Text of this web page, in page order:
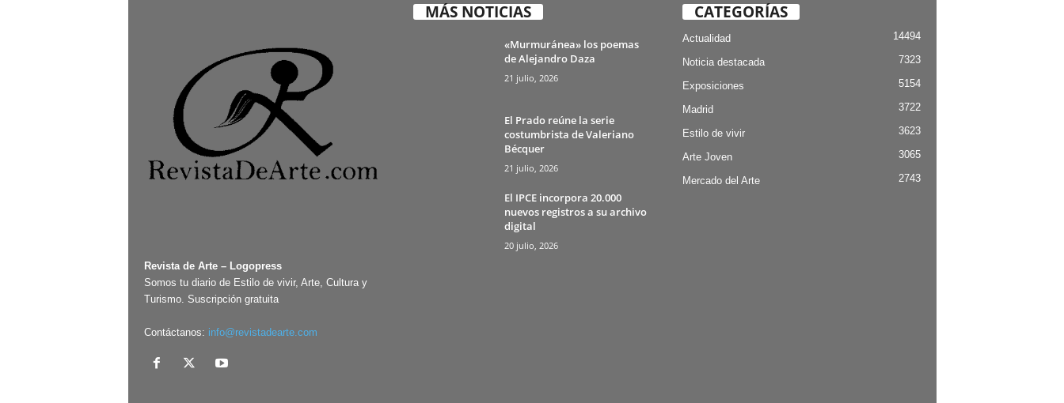
Revista de Arte – Logopress
Somos tu diario de Estilo de vivir, Arte, Cultura y
Turismo. Suscripción gratuita
Contáctanos: info@revistadearte.com
MÁS NOTICIAS
«Murmuránea» los poemas
de Alejandro Daza
21 julio, 2026
El Prado reúne la serie
costumbrista de Valeriano
Bécquer
21 julio, 2026
El IPCE incorpora 20.000
nuevos registros a su archivo
digital
20 julio, 2026
CATEGORÍAS
Actualidad 14494
Noticia destacada 7323
Exposiciones 5154
Madrid 3722
Estilo de vivir 3623
Arte Joven 3065
Mercado del Arte 2743